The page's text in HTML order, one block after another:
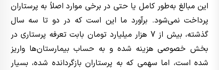
این مبالغ به‌طور کامل یا حتی در برخی موارد اصلاً به پرستاران
پرداخت نمی‌شود. برآورد ما این است که در دو تا سه سال
گذشته، بیش از 7 هزار میلیارد تومان بابت تعرفه پرستاری در
بخش خصوصی هزینه شده و به حساب بیمارستان‌ها واریز
شده است، اما سهمی که به پرستاران بازگردانده شده، بسیار